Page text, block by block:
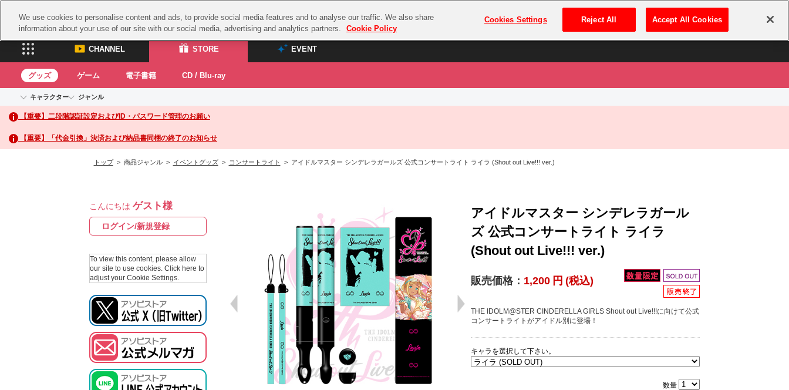
プレミアム会員とは ログイン・新規登録
CHANNEL STORE EVENT
CHANNEL
ASOBI CHANNEL TOP
STORE
ASOBI STORE TOP
グッズ
EVENT
ASOBI STAGE
グッズ ゲーム 電子書籍 CD / Blu-ray
キャラクター
アイドルマスターシリーズ
アイドルマスター
アイドルマスター シンデレラガールズ
アイドルマスター ミリオンライブ！
プロジェクトアイマス ヴイアライヴ
テイルズ オブ シリーズ
ガンダムシリーズ
ラブライブ！サンシャイン‼
ラブライブ！虹ヶ咲学園スクールアイドル同好会
モフモフパレード
ジャンル
イベントグッズ
トイ・ホビー
【重要】二段階認証設定およびID・パスワード管理のお願い
【重要】「代金引換」決済および納品書同梱の終了のお知らせ
トップ> 商品ジャンル > イベントグッズ> コンサートライト > アイドルマスター シンデレラガールズ 公式コンサートライト ライラ (Shout out Live!!! ver.)
こんにちは ゲスト様
ログイン/新規登録
To view this content, please allow
our site to use cookies. Click here to
adjust your Cookie Settings.
アイドルマスター シンデレラガール
ズ 公式コンサートライト ライラ
(Shout out Live!!! ver.)
販売価格： 1,200 円 (税込)
THE IDOLM@STER CINDERELLA GIRLS Shout out Live!!!に向けて公式
コンサートライトがアイドル別に登場！
キャラを選択して下さい。
数量
We use cookies to personalise content and ads, to provide social media features and to analyse our traffic. We also share
information about your use of our site with our social media, advertising and analytics partners.
Cookie Policy
Cookies Settings Reject All Accept All Cookies